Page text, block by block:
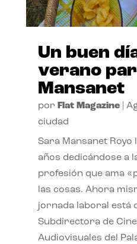
Un buen
verano
Mansanet
por Flat Magazine|
ciudad
Sara Mansanet Royo
años dedicándose a
profesión que ama
las cosas. Ahora
jornada laboral está
Subdirectora de
Audiovisuales del